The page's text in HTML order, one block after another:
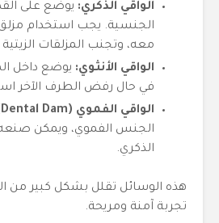
الواقي الذكري: يوضع على
الجنسية. يجب استخدام
معه، وتجنب المزلقات الزيتية
الواقي الأنثوي: يوضع داخل
في حال رفض الطرف الآخر
الواقي الفموي (Dental Dam):
الجنس الفموي، ويمكن
الذكري.
هذه الوسائل تقلل بشكل كبير من
تجربة آمنة ومريحة.